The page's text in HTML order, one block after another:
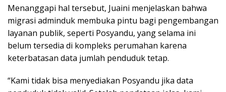
Menanggapi hal tersebut, Juaini menjelaskan bahwa
migrasi adminduk membuka pintu bagi pengembangan
layanan publik, seperti Posyandu, yang selama ini
belum tersedia di kompleks perumahan karena
keterbatasan data jumlah penduduk tetap.
“Kami tidak bisa menyediakan Posyandu jika data